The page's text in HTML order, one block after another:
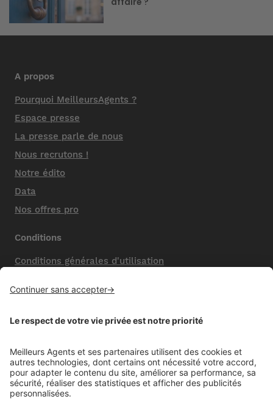
A propos
Pourquoi MeilleursAgents ?
Espace presse
La presse parle de nous
Nous recrutons !
Notre édito
Data
Nos offres pro
Conditions
Conditions générales d'utilisation
Nos honoraires de vente
Politique de confidentialité
Mentions comparateur
Aide